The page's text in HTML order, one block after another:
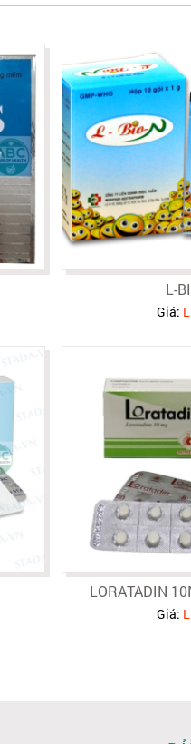
L-
Giá:
LORATADIN
Giá: